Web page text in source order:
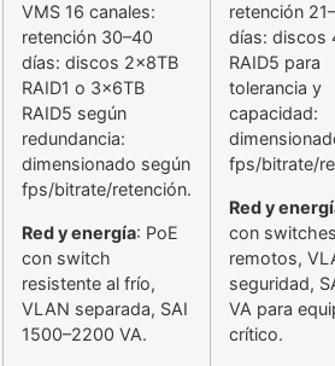
VMS 16 canales:
retención 30–40
días: discos 2x8TB
RAID1 o 3x6TB
RAID5 según
redundancia:
dimensionado según
fps/bitrate/retención.
Red y energía: PoE
con switch
resistente al frío,
VLAN separada, SAI
1500–2200 VA.
retención
días: discos
RAID5 para
tolerancia y
capacidad:
fps/bitrate/
Red y
con
remotos,
seguridad,
VA para
crítico.